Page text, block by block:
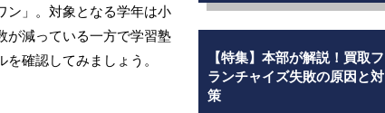
ン」。対象となる学年は小
が減っている一方で学習塾
確認してみましょう。
【特集】本部が解説！買取フ
ランチャイズ失敗の原因と対
策